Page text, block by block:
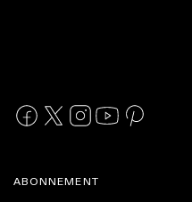
ABONNEMENT